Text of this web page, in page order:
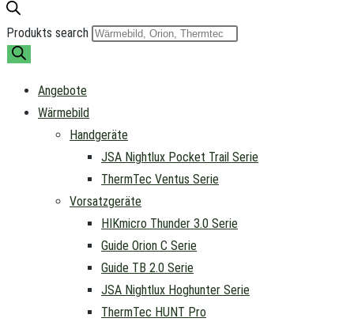
Produkts search
Angebote
Wärmebild
Handgeräte
JSA Nightlux Pocket Trail Serie
ThermTec Ventus Serie
Vorsatzgeräte
HIKmicro Thunder 3.0 Serie
Guide Orion C Serie
Guide TB 2.0 Serie
JSA Nightlux Hoghunter Serie
ThermTec HUNT Pro